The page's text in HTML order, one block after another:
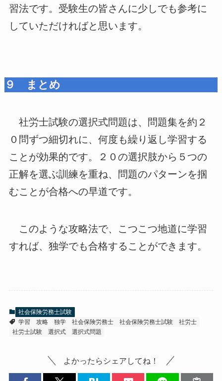
習法です。受験生の皆さんに少しでも参考に
していただければと思います。
９ まとめ
社労士試験の選択式問題は、問題集を約２
０問ずつ細切れに、何度も繰り返し学習する
ことが効果的です。２０の選択肢から５つの
正解を選ぶ訓練を重ね、問題のパターンを掴
むことが合格への早道です。
このような攻略法で、こつこつ地道に学習
すれば、独学でも合格することができます。
社会保険労務士試験
学習
攻略 独学 社会保険労務士 社会保険労務士試験
社労士
社労士試験
選択式 選択式問題
よかったらシェアしてね！